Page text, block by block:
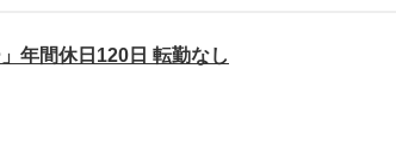
年間休日120日 転勤なし